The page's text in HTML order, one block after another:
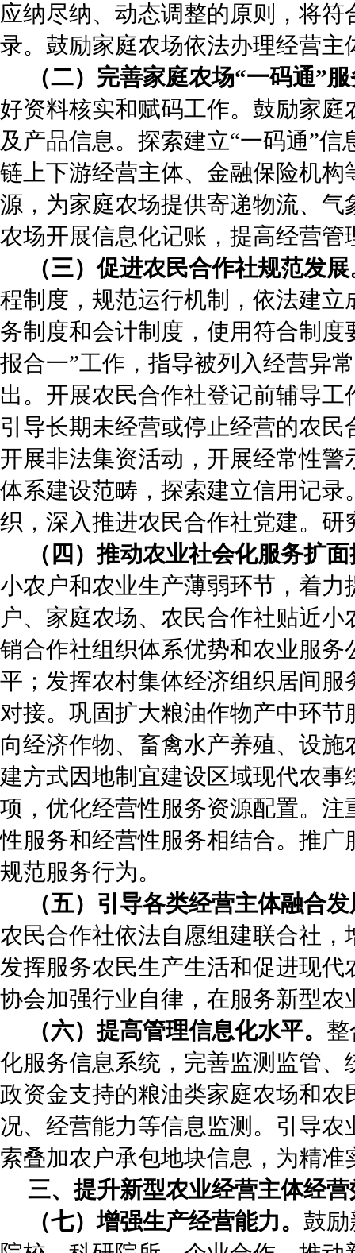
应纳尽纳、动态调整的原则，将
录。鼓励家庭农场依法办理经营主
（二）完善家庭农场“一码通”服
好资料核实和赋码工作。鼓励家
及产品信息。探索建立“一码通”
链上下游经营主体、金融保险机
源，为家庭农场提供寄递物流、
农场开展信息化记账，提高经营管
（三）促进农民合作社规范发展
程制度，规范运行机制，依法建
务制度和会计制度，使用符合制
报合一”工作，指导被列入经营异
出。开展农民合作社登记前辅导
引导长期未经营或停止经营的农
开展非法集资活动，开展经常性
体系建设范畴，探索建立信用记
织，深入推进农民合作社党建。
（四）推动农业社会化服务扩面
小农户和农业生产薄弱环节，着
户、家庭农场、农民合作社贴近
销合作社组织体系优势和农业服
平；发挥农村集体经济组织居间
对接。巩固扩大粮油作物产中环
向经济作物、畜禽水产养殖、设
建方式因地制宜建设区域现代农
项，优化经营性服务资源配置。
性服务和经营性服务相结合。推
规范服务行为。
（五）引导各类经营主体融合发
农民合作社依法自愿组建联合社
发挥服务农民生产生活和促进现
协会加强行业自律，在服务新型
（六）提高管理信息化水平。
化服务信息系统，完善监测监管
政资金支持的粮油类家庭农场和
况、经营能力等信息监测。引导
索叠加农户承包地块信息，为精
三、提升新型农业经营主体经营
（七）增强生产经营能力。 鼓